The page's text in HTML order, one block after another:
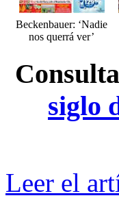
Beckenbauer: ‘Nadie
nos querrá ver’
siglo
Leer el